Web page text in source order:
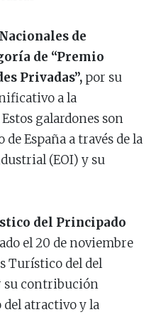
de
de “Premio
Privadas”, por su
a la
galardones son
España a través de la
(EOI) y su
del Principado
el 20 de noviembre
Turístico del del
su contribución
atractivo y la